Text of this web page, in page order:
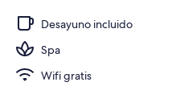
3 piscinas al aire libre
Desayuno incluido
Spa
Wifi gratis